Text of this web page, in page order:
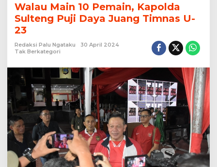
10
Pemain,
Kapolda
Puji
Timnas
U-
23
Walau Main 10 Pemain, Kapolda
Sulteng Puji Daya Juang Timnas U-
23
Redaksi Palu Ngataku
30 April 2024
Tak Berkategori